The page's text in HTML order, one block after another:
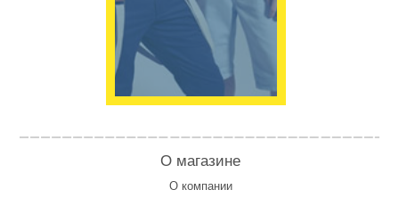
О магазине
О компании